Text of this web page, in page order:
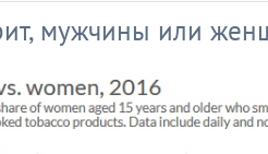
мужчины или